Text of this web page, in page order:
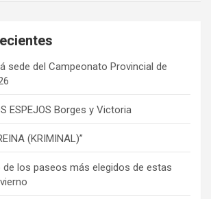
sede del Campeonato Provincial de
ESPEJOS Borges y Victoria
(KRIMINAL)”
de los paseos más elegidos de estas